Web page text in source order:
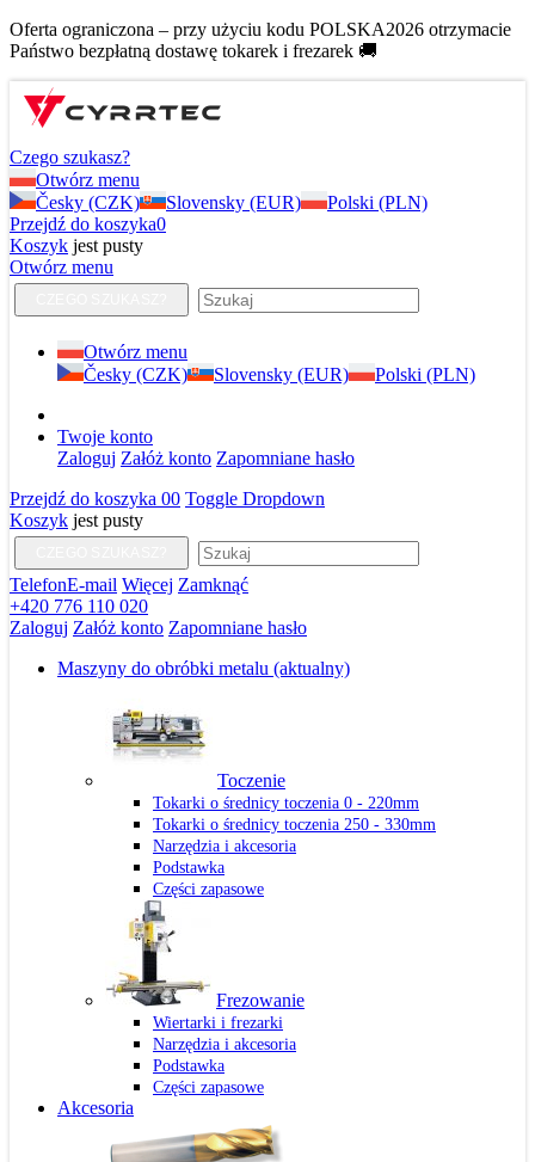
Oferta ograniczona – przy użyciu kodu POLSKA2026 otrzymacie
Państwo bezpłatną dostawę tokarek i frezarek 🚚
Czego szukasz?
Otwórz menu
Česky (CZK)
Slovensky (EUR)
Polski (PLN)
Przejdź do koszyka0
Koszyk jest pusty
Otwórz menu
Otwórz menu
Česky (CZK)
Slovensky (EUR) Polski (PLN)
Twoje konto
Zaloguj Załóż konto Zapomniane hasło
Przejdź do koszyka 00 Toggle Dropdown
Koszyk jest pusty
TelefonE-mail Więcej Zamknąć
+420 776 110 020
Zaloguj Załóż konto Zapomniane hasło
Maszyny do obróbki metalu (aktualny)
Toczenie
Tokarki o średnicy toczenia 0 - 220mm
Tokarki o średnicy toczenia 250 - 330mm
Narzędzia i akcesoria
Podstawka
Części zapasowe
Frezowanie
Wiertarki i frezarki
Narzędzia i akcesoria
Podstawka
Części zapasowe
Akcesoria